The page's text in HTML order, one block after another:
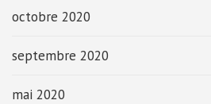
octobre 2020
septembre 2020
mai 2020